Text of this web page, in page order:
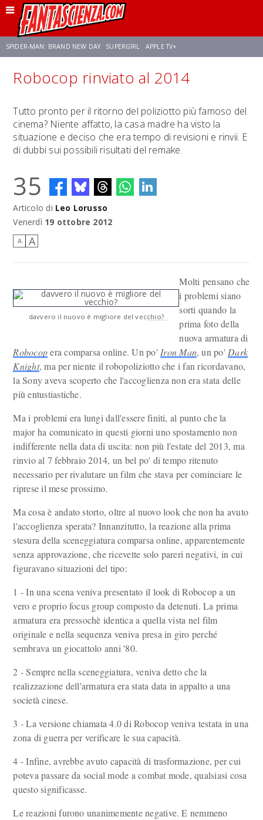
SPIDER-MAN: BRAND NEW DAY SUPERGIRL APPLE TV+
FRANCO RICCIARDIELLO ZENDAYA STAR TREK AVENGERS: DOOMSDAY
NETFLIX SADIE SINK STAR TREK: STRANGE NEW WORLDS
Robocop rinviato al 2014
Tutto pronto per il ritorno del poliziotto più famoso del
cinema? Niente affatto, la casa madre ha visto la
situazione e deciso che era tempo di revisioni e rinvii. E
di dubbi sui possibili risultati del remake.
35
Articolo di Leo Lorusso
Venerdì 19 ottobre 2012
A A
davvero il nuovo è migliore del vecchio?
Molti pensano che
i problemi siano
sorti quando la
prima foto della
nuova armatura di
Robocopera comparsa online. Un po' Iron Man, un po' Dark
Knight, ma per niente il robopoliziotto che i fan ricordavano,
la Sony aveva scoperto che l'accoglienza non era stata delle
più entustiastiche.
Ma i problemi era lungi dall'essere finiti, al punto che la
major ha comunicato in questi giorni uno spostamento non
indifferente nella data di uscita: non più l'estate del 2013, ma
rinvio al 7 febbraio 2014, un bel po' di tempo ritenuto
necessario per rivalutare un film che stava per cominciare le
riprese il mese prossimo.
Ma cosa è andato storto, oltre al nuovo look che non ha avuto
l'accoglienza sperata? Innanzitutto, la reazione alla prima
stesura della sceneggiatura comparsa online, apparentemente
senza approvazione, che ricevette solo pareri negativi, in cui
figuravano situazioni del tipo:
1 - In una scena veniva presentato il look di Robocop a un
vero e proprio focus group composto da detenuti. La prima
armatura era pressochè identica a quella vista nel film
originale e nella sequenza veniva presa in giro perché
sembrava un giocattolo anni '80.
2 - Sempre nella sceneggiatura, veniva detto che la
realizzazione dell'armatura era stata data in appalto a una
società cinese.
3 - La versione chiamata 4.0 di Robocop veniva testata in una
zona di guerra per verificare le sua capacità.
4 - Infine, avrebbe avuto capacità di trasformazione, per cui
poteva passare da social mode a combat mode, qualsiasi cosa
questo significasse.
Le reazioni furono unanimemente negative. E nemmeno